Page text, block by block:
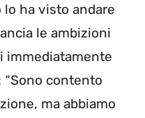
lo ha visto andare
le ambizioni
immediatamente
“Sono contento
ma abbiamo